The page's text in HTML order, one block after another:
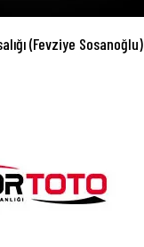
(Fevziye Sosanoğlu)